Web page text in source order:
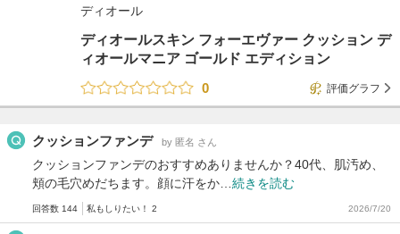
ディオール
ディオールスキン フォーエヴァー クッション デ
ィオールマニア ゴールド エディション
0
評価グラフ
クッションファンデ by 匿名 さん
クッションファンデのおすすめありませんか？40代、肌汚め、
頬の毛穴めだちます。顔に汗をか… 続きを読む
回答数 144 私もしりたい！ 2 2026/7/20